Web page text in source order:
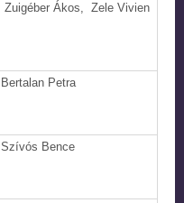
Zuigéber Ákos, Zele Vivien
Bertalan Petra
Szívós Bence